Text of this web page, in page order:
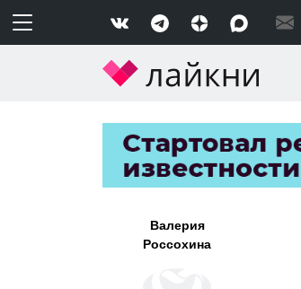
Валерия
Россохина